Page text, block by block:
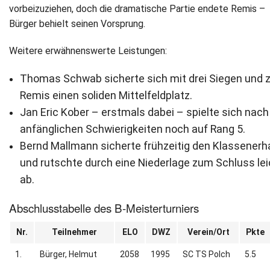
vorbeizuziehen, doch die dramatische Partie endete Remis –
Bürger behielt seinen Vorsprung.
Weitere erwähnenswerte Leistungen:
Thomas Schwab sicherte sich mit drei Siegen und
Remis einen soliden Mittelfeldplatz.
Jan Eric Kober – erstmals dabei – spielte sich nach
anfänglichen Schwierigkeiten noch auf Rang 5.
Bernd Mallmann sicherte frühzeitig den
und rutschte durch eine Niederlage zum Schluss
ab.
Abschlusstabelle des B-Meisterturniers
Nr. Teilnehmer ELO DWZ Verein/Ort Pkte
1. Bürger, Helmut 2058 1995 SC TS Polch 5.5